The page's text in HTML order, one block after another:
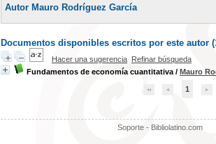
Autor Mauro Rodríguez García
Documentos disponibles escritos por este autor (
Hacer una sugerencia Refinar búsqueda
Fundamentos de economía cuantitativa / Mauro
1
Soporte - Bibliolatino.com